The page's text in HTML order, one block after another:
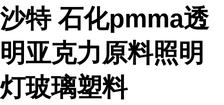
沙特 石化pmma透
明亚克力原料照明
灯玻璃塑料